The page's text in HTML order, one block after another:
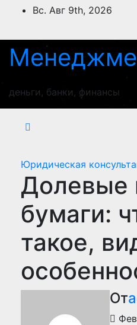
ПерейтиВс. Авг 9th, 2026
деньги, банки, финансы
Юридическая
Долевые
бумаги:
такое,
От